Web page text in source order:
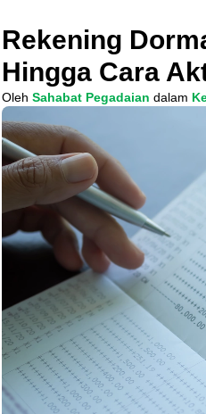
Rekening
Hingga Cara
Oleh Sahabat Pegadaian dalam